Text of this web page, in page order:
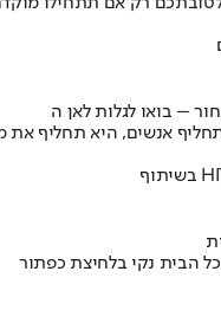
אנשים, היא תחליף
הבית נקי בלחיצת כפתור